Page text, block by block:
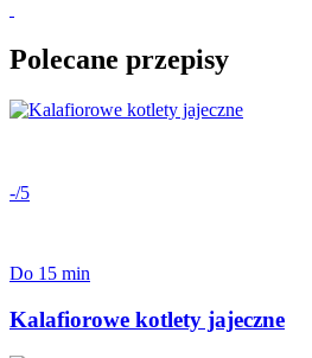
Polecane przepisy
-/5
Do 15 min
Kalafiorowe kotlety jajeczne